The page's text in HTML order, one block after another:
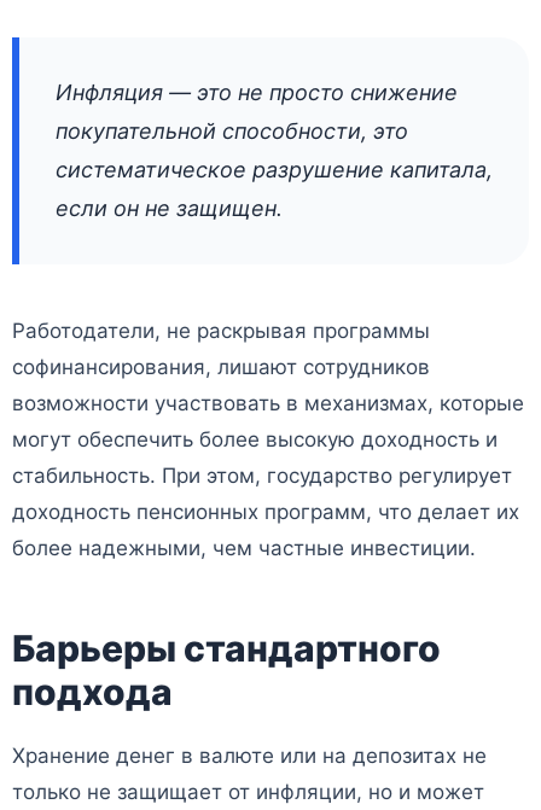
Инфляция — это не просто снижение
покупательной способности, это
систематическое разрушение капитала,
если он не защищен.
Работодатели, не раскрывая программы
софинансирования, лишают сотрудников
возможности участвовать в механизмах, которые
могут обеспечить более высокую доходность и
стабильность. При этом, государство регулирует
доходность пенсионных программ, что делает их
более надежными, чем частные инвестиции.
Барьеры стандартного
подхода
Хранение денег в валюте или на депозитах не
только не защищает от инфляции, но и может